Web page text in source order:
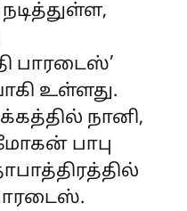
பாரடைஸ்’
உள்ளது.
நானி,
பாபு